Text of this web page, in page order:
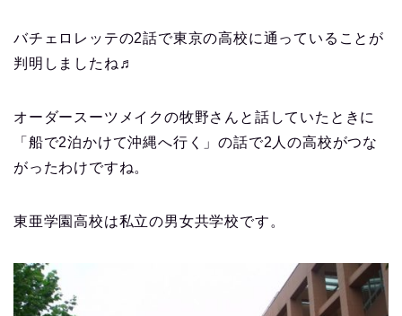
バチェロレッテの2話で東京の高校に通っていることが
判明しましたね♬
オーダースーツメイクの牧野さんと話していたときに
「船で2泊かけて沖縄へ行く」の話で2人の高校がつな
がったわけですね。
東亜学園高校は私立の男女共学校です。